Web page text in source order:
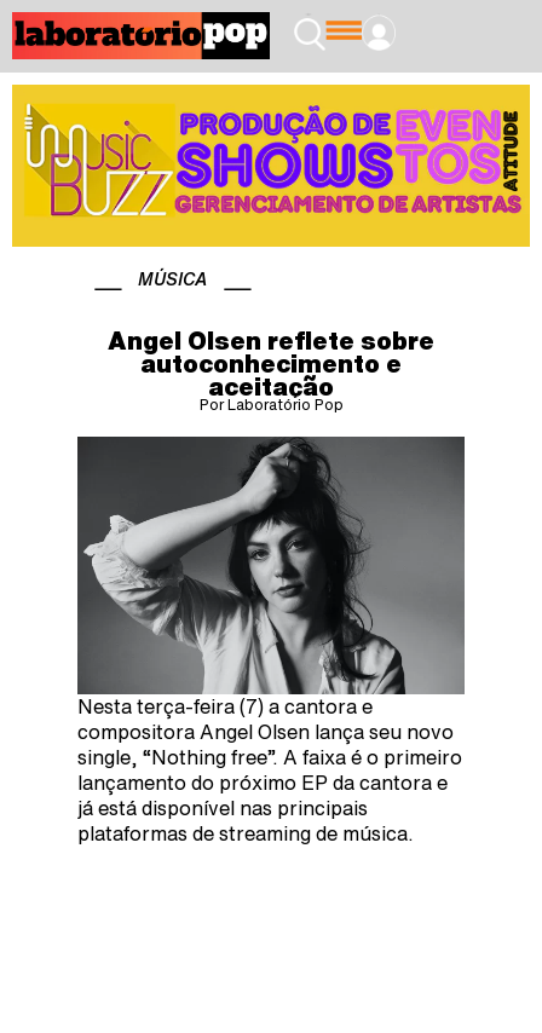
MÚSICA
Angel Olsen reflete sobre
autoconhecimento e
aceitação
Por Laboratório Pop
Nesta terça-feira (7) a cantora e
compositora Angel Olsen lança seu novo
single, “Nothing free”. A faixa é o primeiro
lançamento do próximo EP da cantora e
já está disponível nas principais
plataformas de streaming de música.